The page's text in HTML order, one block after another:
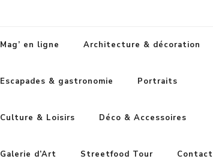
Mag’ en ligne Architecture & décoration
Escapades & gastronomie Portraits
Culture & Loisirs Déco & Accessoires
Galerie d’Art Streetfood Tour Contact